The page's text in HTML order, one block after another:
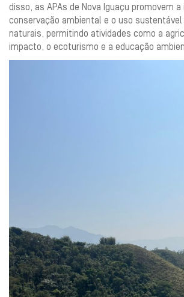
disso, as APAs de Nova Iguaçu promovem
conservação ambiental e o uso
naturais, permitindo atividades como a
impacto, o ecoturismo e a educação